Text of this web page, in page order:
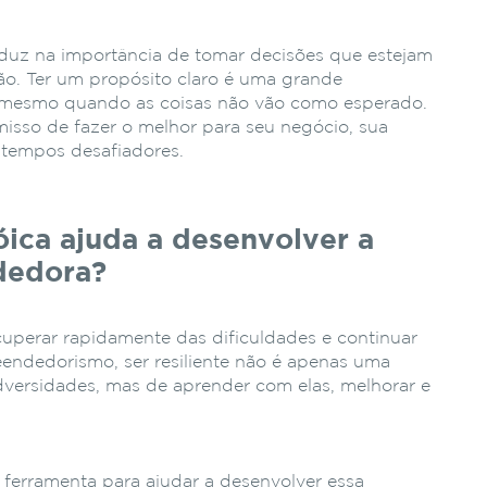
na importância de tomar decisões que estejam
Ter um propósito claro é uma grande
quando as coisas não vão como esperado.
de fazer o melhor para seu negócio, sua
desafiadores.
ajuda a desenvolver a
rapidamente das dificuldades e continuar
ser resiliente não é apenas uma
mas de aprender com elas, melhorar e
para ajudar a desenvolver essa